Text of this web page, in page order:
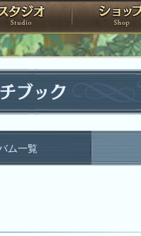
スタジオ
ブック
ム一覧